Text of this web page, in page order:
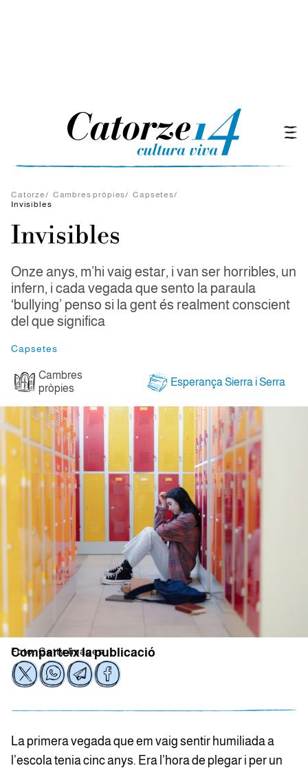
Catorze/ Cambres pròpies/ Capsetes/
Invisibles
Invisibles
Onze anys, m’hi vaig estar, i van ser horribles, un
infern, i cada vegada que sento la paraula
‘bullying’ penso si la gent és realment conscient
del que significa
Capsetes
Cambres
pròpies
Esperança Sierra i Serra
Foto: Getty Images
Comparteix la publicació
La primera vegada que em vaig sentir humiliada a
l’escola tenia cinc anys. Era l’hora de plegar i per un